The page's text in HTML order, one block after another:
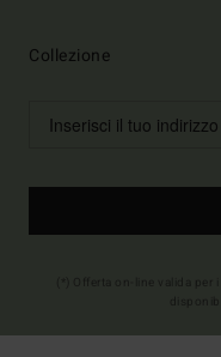
Collezione